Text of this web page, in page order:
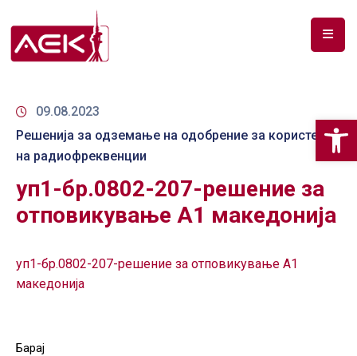
ЗА
ДОКУМЕНТИ
РФ
СПЕКТАР
АНАЛИЗА
09.08.2023
Решенија за одземање на одобрение за користење
на радиофреквенции
уп1-бр.0802-207-решение за
отповикување А1 македонија
уп1-бр.0802-207-решение за отповикување А1
македонија
Барај